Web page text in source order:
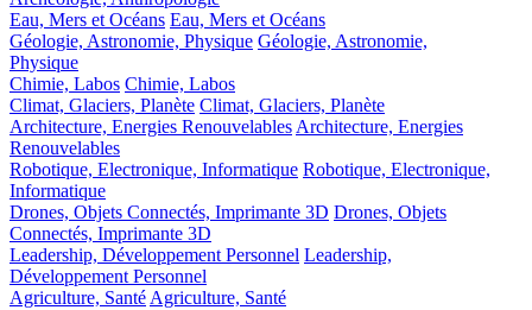
Eau, Mers et Océans Eau, Mers et Océans
Géologie, Astronomie, Physique Géologie, Astronomie,
Physique
Chimie, Labos Chimie, Labos
Climat, Glaciers, Planète Climat, Glaciers, Planète
Architecture, Energies RenouvelablesArchitecture, Energies
Renouvelables
Robotique, Electronique, Informatique Robotique, Electronique,
Informatique
Drones, Objets Connectés, Imprimante 3D Drones, Objets
Connectés, Imprimante 3D
Leadership, Développement Personnel Leadership,
Développement Personnel
Agriculture, SantéAgriculture, Santé